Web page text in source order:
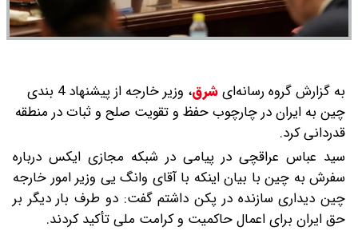
به گزارش گروه رسانه‌ایشرق،
وزیر خارجه از پیشنهاد 4 بندی
چین به ایران در چارچوب حفظ و تقویت صلح و ثبات در منطقه
قدردانی کرد.
سید عباس عراقچی در پیامی در شبکه مجازی ایکس درباره
سفرش به چین با بیان اینکه با آقای وانگ یی وزیر امور خارجه
چین دیداری سازنده در پکن داشتم گفت: دو طرف بار دیگر بر
حق ایران برای اعمال حاکمیت و کرامت ملی تأکید کردند.